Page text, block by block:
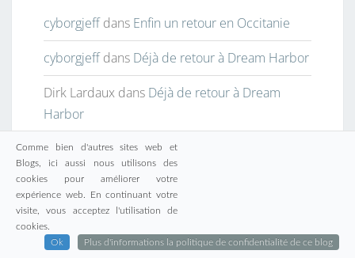
cyborgjeffdans Enfin un retour en Occitanie
cyborgjeffdans Déjà de retour à Dream Harbor
Dirk Lardaux dans Déjà de retour à Dream
Harbor
Agnès-Lou Baptistedans
Occitanie
cjdansMuraille de Chine
Comme bien d'autres sites web et
Blogs, ici aussi nous utilisons des
cookies pour améliorer votre
expérience web. En continuant votre
visite, vous acceptez l'utilisation de
cookies.
Ok
Plus d'informations la politique de confidentialité de ce blog